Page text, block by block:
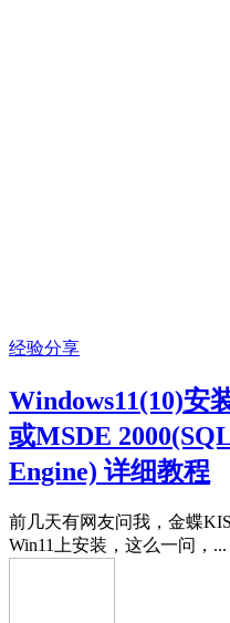
经验分享
Windows11(10)安
或MSDE
Engine) 详细教程
前几天有网友问我，金蝶
Win11上安装，这么一问，...